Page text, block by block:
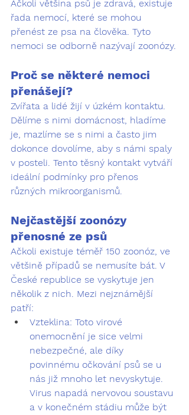
Ačkoli většina psů je zdravá, existuje
řada nemocí, které se mohou
přenést ze psa na člověka. Tyto
nemoci se odborně nazývají zoonózy.
Proč se některé nemoci
přenášejí?
Zvířata a lidé žijí v úzkém kontaktu.
Dělíme s nimi domácnost, hladíme
je, mazlíme se s nimi a často jim
dokonce dovolíme, aby s námi spaly
v posteli. Tento těsný kontakt vytváří
ideální podmínky pro přenos
různých mikroorganismů.
Nejčastější zoonózy
přenosné ze psů
Ačkoli existuje téměř 150 zoonóz, ve
většině případů se nemusíte bát. V
České republice se vyskytuje jen
několik z nich. Mezi nejznámější
patří:
Vzteklina: Toto virové
onemocnění je sice velmi
nebezpečné, ale díky
povinnému očkování psů se u
nás již mnoho let nevyskytuje.
Virus napadá nervovou soustavu
a v konečném stádiu může být